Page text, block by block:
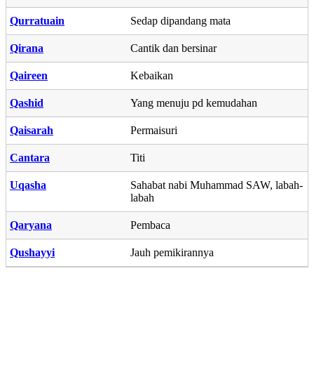
Qurratuain Sedap dipandang mata
Qirana Cantik dan bersinar
Qaireen Kebaikan
Qashid Yang menuju pd kemudahan
Qaisarah Permaisuri
Cantara Titi
Uqasha
Sahabat nabi Muhammad SAW, labah-
labah
Qaryana Pembaca
Qushayyi Jauh pemikirannya